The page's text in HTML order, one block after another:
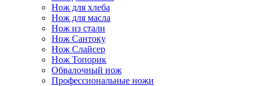
Нож для хлеба
Нож для масла
Нож из стали
Нож Сантоку
Нож Слайсер
Нож Топорик
Обвалочный нож
Профессиональные ножи